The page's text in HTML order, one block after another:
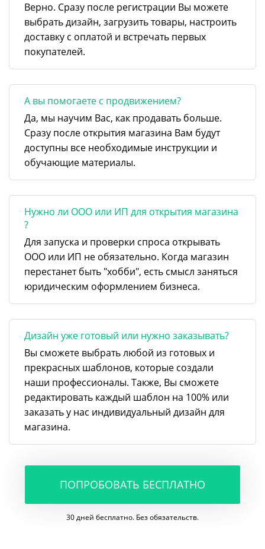
Верно. Сразу после регистрации Вы можете
выбрать дизайн, загрузить товары, настроить
доставку с оплатой и встречать первых
покупателей.
А вы помогаете с продвижением?
Да, мы научим Вас, как продавать больше.
Сразу после открытия магазина Вам будут
доступны все необходимые инструкции и
обучающие материалы.
Нужно ли ООО или ИП для открытия магазина
?
Для запуска и проверки спроса открывать
ООО или ИП не обязательно. Когда магазин
перестанет быть "хобби", есть смысл заняться
юридическим оформлением бизнеса.
Дизайн уже готовый или нужно заказывать?
Вы сможете выбрать любой из готовых и
прекрасных шаблонов, которые создали
наши профессионалы. Также, Вы сможете
редактировать каждый шаблон на 100% или
заказать у нас индивидуальный дизайн для
магазина.
ПОПРОБОВАТЬ БЕСПЛАТНО
30 дней бесплатно. Без обязательств.